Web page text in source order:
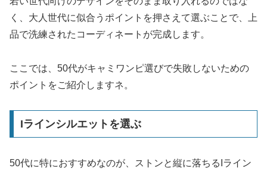
く、大人世代に似合うポイントを押さえて選ぶことで、上
品で洗練されたコーディネートが完成します。
ここでは、50代がキャミワンピ選びで失敗しないための
ポイントをご紹介しますネ。
Iラインシルエットを選ぶ
50代に特におすすめなのが、ストンと縦に落ちるIライン